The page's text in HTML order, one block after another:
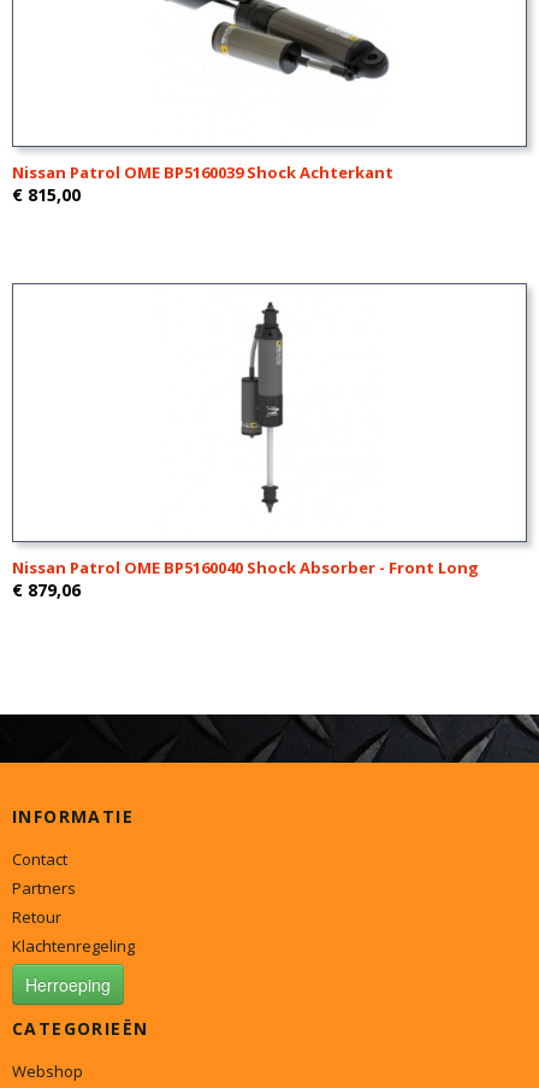
Nissan Patrol OME BP5160039 Shock Achterkant
€ 815,00
Nissan Patrol OME BP5160040 Shock Absorber - Front Long
€ 879,06
INFORMATIE
Contact
Partners
Retour
Klachtenregeling
Herroeping
CATEGORIEËN
Webshop